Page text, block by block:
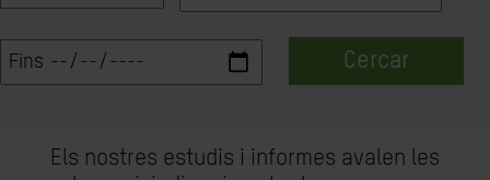
Cercar
Els nostres estudis i informes avalen les